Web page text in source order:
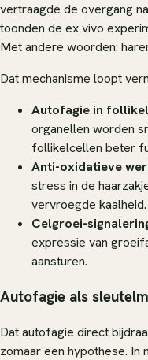
vertraagde de overgang
toonden de ex vivo
Met andere woorden:
Dat mechanisme loopt
Autofagie in
organellen worden
follikelcellen beter
Anti-oxidatieve
stress in de
vervroegde kaalheid.
Celgroei-
expressie van
aansturen.
Autofagie als
Dat autofagie direct
zomaar een hypothese.